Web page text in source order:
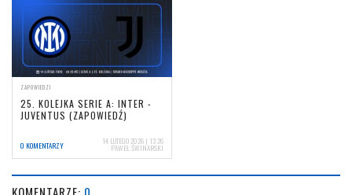
ZAPOWIEDZI
25. KOLEJKA SERIE A: INTER -
JUVENTUS (ZAPOWIEDŹ)
0 KOMENTARZY 14 LUTEGO 2026 | 13:26
PAWEŁ ŚWINARSKI